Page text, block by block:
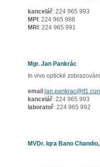
kancelář: 224 965 993
MPI : 224 965 988
MRI : 224 965 991
Mgr. Jan Pankrác
In vivo optické zobrazování
email :
kancelář: 224 965 993
laboratoř: 224 965 992
MVDr. Iqra Bano